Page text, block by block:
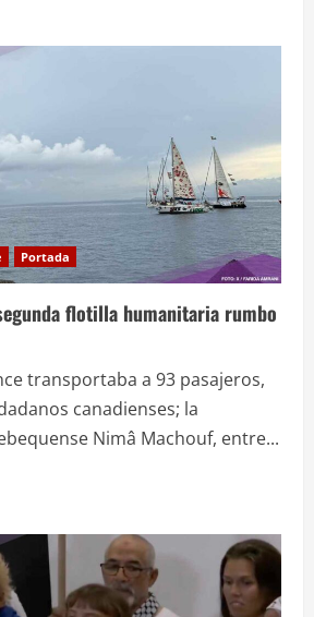
Portada
flotilla humanitaria rumbo
transportaba a 93 pasajeros,
canadienses; la
Nimâ Machouf, entre...